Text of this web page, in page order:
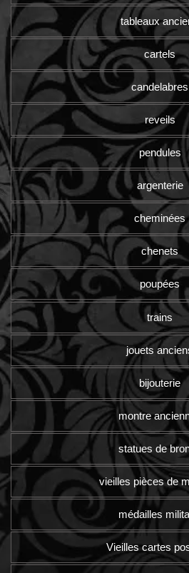
tableaux
cartels
candelabres
reveils
pendules
argenterie
cheminées
chenets
poupées
trains
jouets
bijouterie
montre
statues de
vieilles pièces de
médailles
Vieilles cartes